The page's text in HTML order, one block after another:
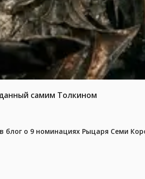
самим Толкином
о 9 номинациях Рыцаря Семи